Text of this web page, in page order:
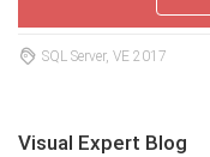
SQL Server, VE 2017
Visual Expert Blog